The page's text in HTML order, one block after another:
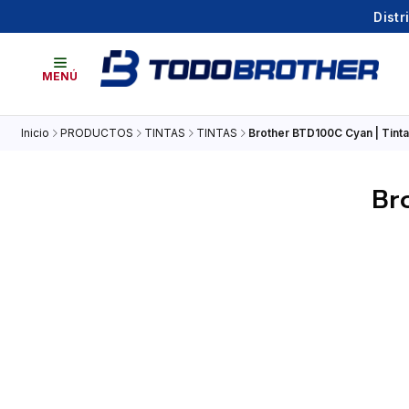
MENÚ
Inicio PRODUCTOS TINTAS TINTAS Brother BTD100C Cyan |